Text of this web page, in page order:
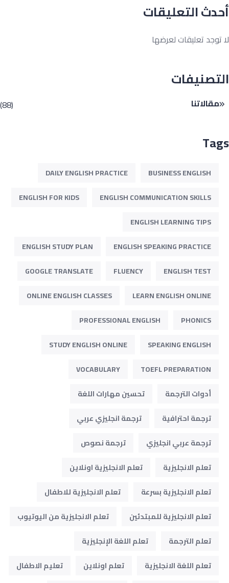
التعليقات
تعليقات لعرضها
مقالاتنا
BUSINESS ENGLISH
DAILY ENGLISH PRACTICE
ENGLISH COMMUNICATION SKILLS
ENGLISH FOR KIDS
ENGLISH LEARNING TIPS
ENGLISH SPEAKING PRACTICE
ENGLISH STUDY PLAN
ENGLISH TEST
FLUENCY
GOOGLE TRANSLATE
LEARN ENGLISH ONLINE
ONLINE ENGLISH CLASSES
PHONICS
PROFESSIONAL ENGLISH
SPEAKING ENGLISH
STUDY ENGLISH ONLINE
TOEFL PREPARATION
VOCABULARY
أدوات الترجمة
تحسين مهارات اللغة
ترجمة احترافية
ترجمة انجليزي عربي
ترجمة عربي انجليزي
ترجمة نصوص
تعلم الانجليزية
تعلم الانجليزية اونلاين
تعلم الانجليزية بسرعة
تعلم الانجليزية للاطفال
تعلم الانجليزية للمبتدئين
تعلم الانجليزية من اليوتيوب
تعلم الترجمة
تعلم اللغة الإنجليزية
تعلم اللغة الانجليزية
تعلم اونلاين
تعليم الاطفال